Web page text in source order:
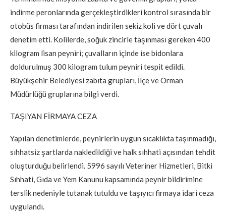
indirme peronlarında gerçekleştirdikleri kontrol sırasında bir
otobüs firması tarafından indirilen sekiz koli ve dört çuvalı
denetim etti. Kolilerde, soğuk zincirle taşınması gereken 400
kilogram lisan peyniri; çuvalların içinde ise bidonlara
doldurulmuş 300 kilogram tulum peyniri tespit edildi.
Büyükşehir Belediyesi zabıta grupları, İlçe ve Orman
Müdürlüğü gruplarına bilgi verdi.
TAŞIYAN FİRMAYA CEZA
Yapılan denetimlerde, peynirlerin uygun sıcaklıkta taşınmadığı,
sıhhatsiz şartlarda nakledildiği ve halk sıhhati açısından tehdit
oluşturduğu belirlendi. 5996 sayılı Veteriner Hizmetleri, Bitki
Sıhhati, Gıda ve Yem Kanunu kapsamında peynir bildirimine
terslik nedeniyle tutanak tutuldu ve taşıyıcı firmaya idari ceza
uygulandı.